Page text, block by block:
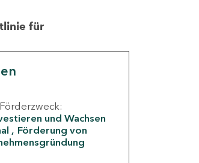
für
Förderzweck:
und Wachsen
Förderung von